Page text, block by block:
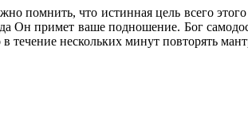
помнить, что истинная цель всего
Он примет ваше подношение. Бог
нескольких минут повторять